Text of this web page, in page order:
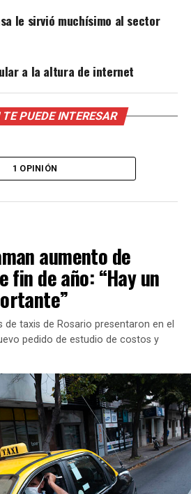
le sirvió muchísimo al sector
a la altura de internet
PUEDE INTERESAR
1 OPINIÓN
aumento de
de año: “Hay un
de taxis de Rosario presentaron en el
pedido de estudio de costos y